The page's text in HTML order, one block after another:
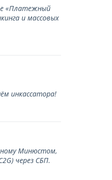
«Платежный
и массовых
инкассатора!
Минюстом,
через СБП.